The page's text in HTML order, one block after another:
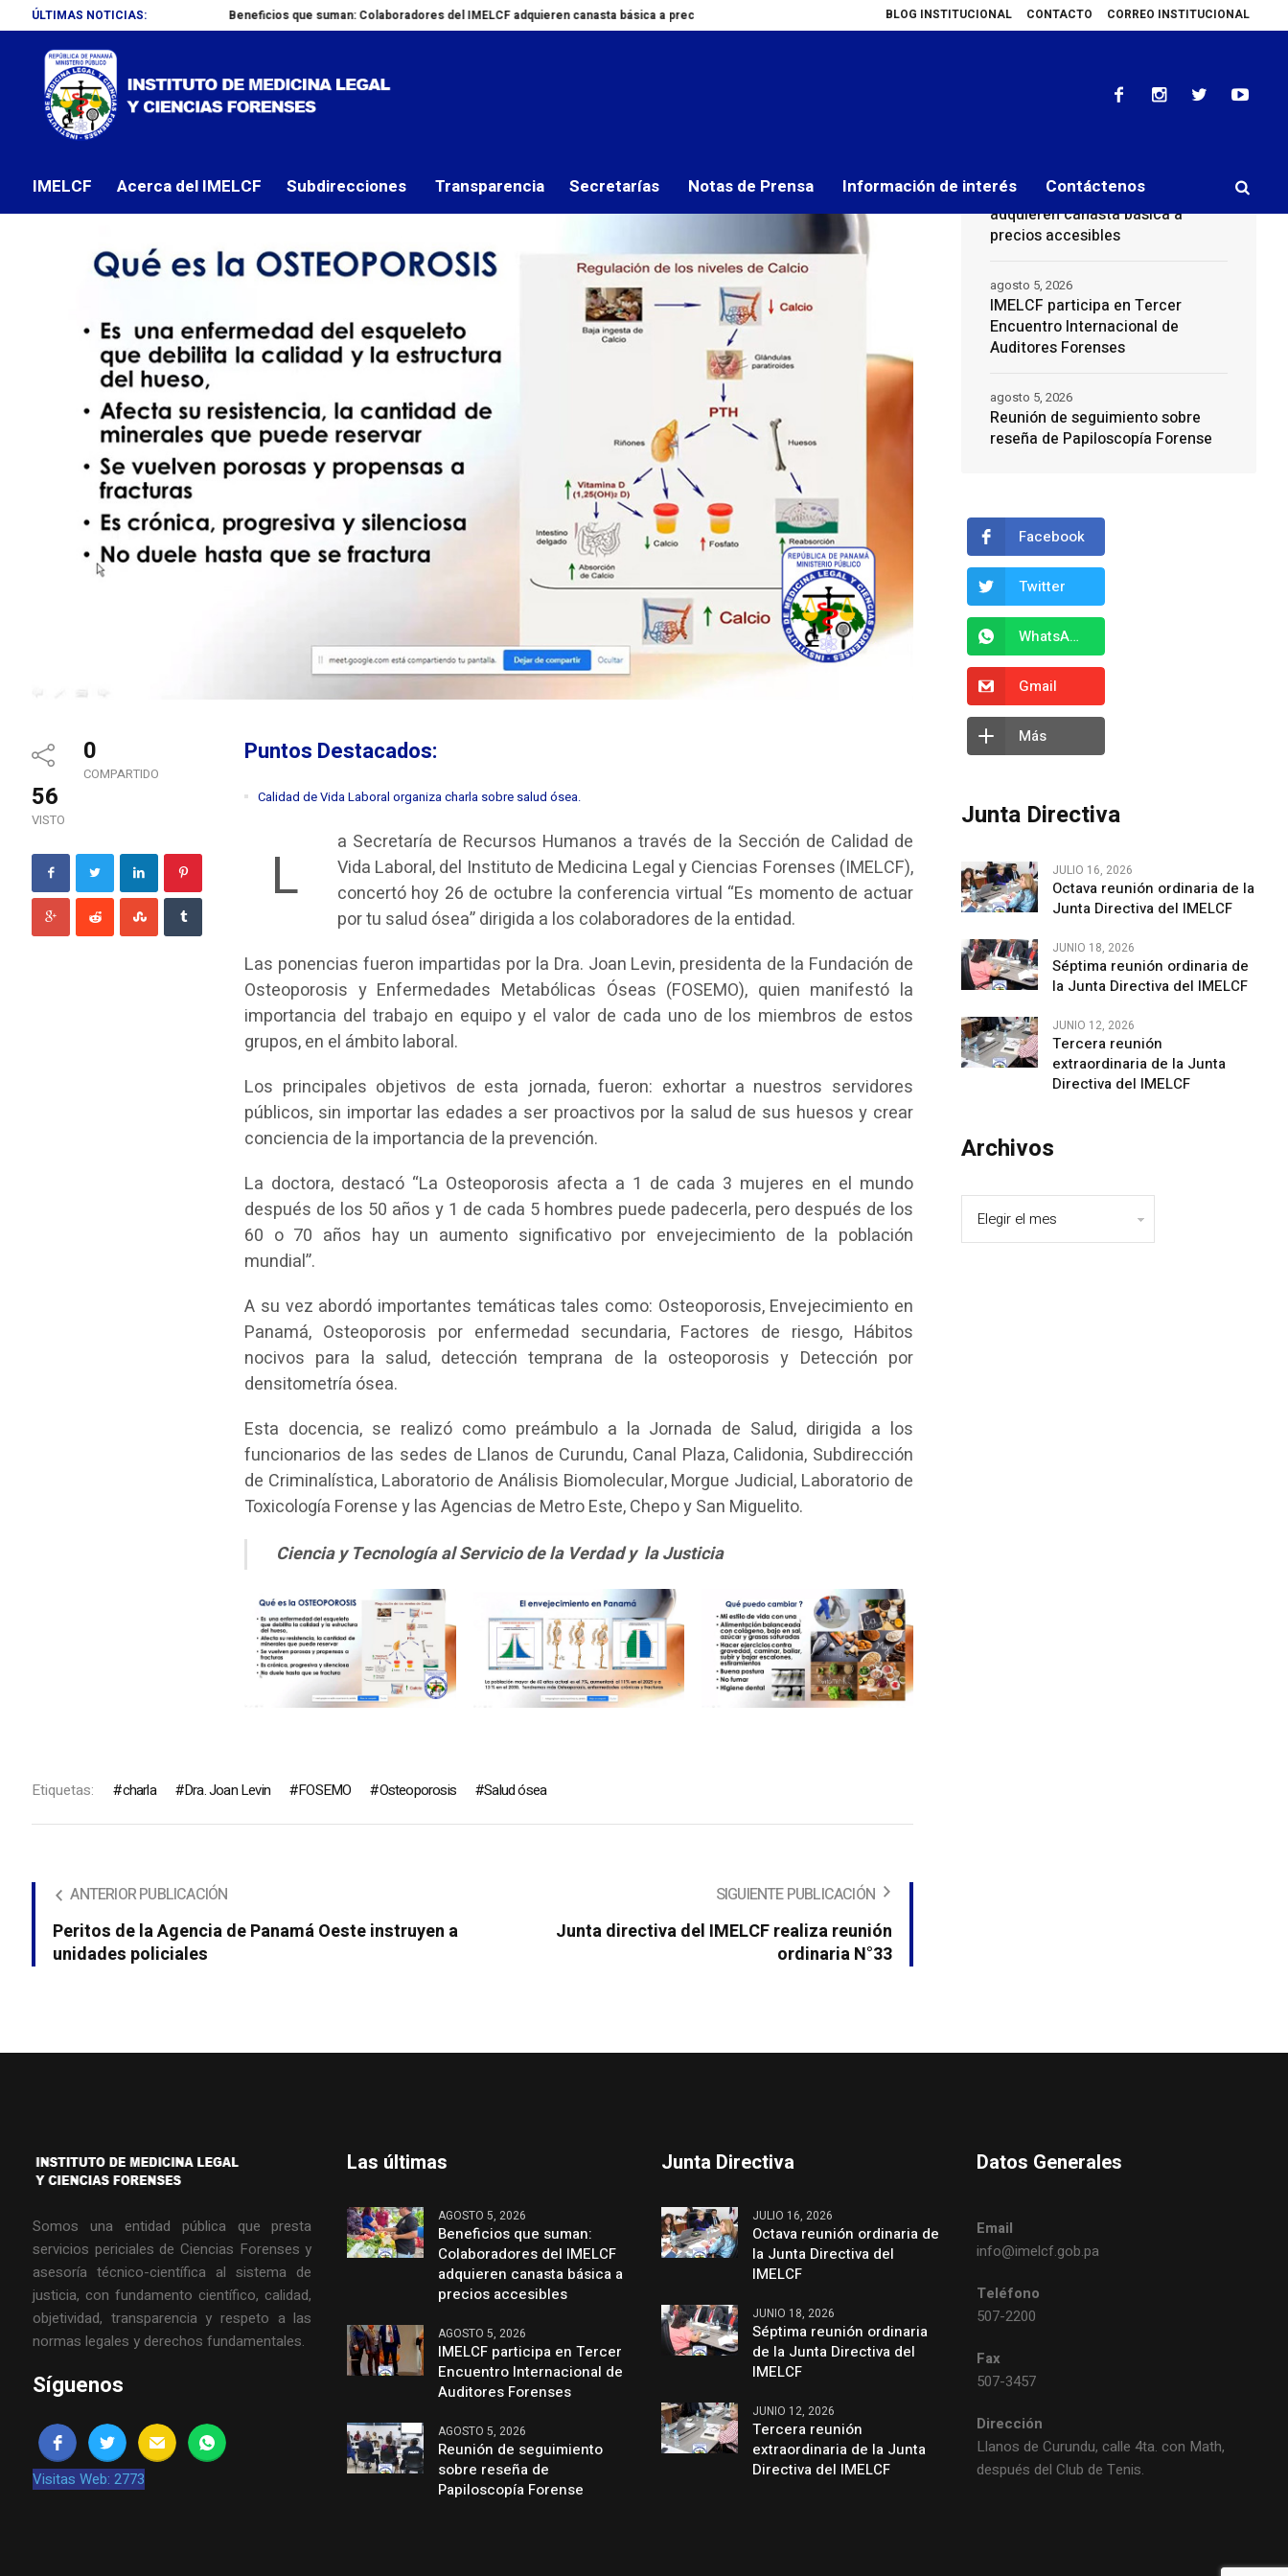
BLOG INSTITUCIONAL CONTACTO CORREO INSTITUCIONAL
ÚLTIMAS NOTICIAS:Beneficios que suman: Colaboradores del IMELCF adquieren canasta básica a precios accesibles IMELCF participa en Tercer Encuentro Internacional de Auditores Forenses Reunión de
IMELCF Acerca del IMELCF Subdirecciones Transparencia Secretarías Notas de Prensa Información de interés Contáctenos
NOTAS DE PRENSA
IMELCF y FOSEMO brindan charla sobre salud ósea
56
0
COMPARTIDO
56
VISTO
Puntos Destacados:
Calidad de Vida Laboral organiza charla sobre salud ósea.
L
a Secretaría de Recursos Humanos a través de la Sección de Calidad de
Vida Laboral, del Instituto de Medicina Legal y Ciencias Forenses (IMELCF),
concertó hoy 26 de octubre la conferencia virtual “Es momento de actuar
por tu salud ósea” dirigida a los colaboradores de la entidad.
Las ponencias fueron impartidas por la Dra. Joan Levin, presidenta de la Fundación de
Osteoporosis y Enfermedades Metabólicas Óseas (FOSEMO), quien manifestó la
importancia del trabajo en equipo y el valor de cada uno de los miembros de estos
grupos, en el ámbito laboral.
Los principales objetivos de esta jornada, fueron: exhortar a nuestros servidores
públicos, sin importar las edades a ser proactivos por la salud de sus huesos y crear
conciencia de la importancia de la prevención.
La doctora, destacó “La Osteoporosis afecta a 1 de cada 3 mujeres en el mundo
después de los 50 años y 1 de cada 5 hombres puede padecerla, pero después de los
60 o 70 años hay un aumento significativo por envejecimiento de la población
mundial”.
A su vez abordó importantes temáticas tales como: Osteoporosis, Envejecimiento en
Panamá, Osteoporosis por enfermedad secundaria, Factores de riesgo, Hábitos
nocivos para la salud, detección temprana de la osteoporosis y Detección por
densitometría ósea.
Esta docencia, se realizó como preámbulo a la Jornada de Salud, dirigida a los
funcionarios de las sedes de Llanos de Curundu, Canal Plaza, Calidonia, Subdirección
de Criminalística, Laboratorio de Análisis Biomolecular, Morgue Judicial, Laboratorio de
Toxicología Forense y las Agencias de Metro Este, Chepo y San Miguelito.
Ciencia y Tecnología al Servicio de la Verdad y la Justicia
Etiquetas: charla Dra. Joan Levin FOSEMO Osteoporosis Salud ósea
ANTERIOR PUBLICACIÓN
Peritos de la Agencia de Panamá Oeste instruyen a
unidades policiales
SIGUIENTE PUBLICACIÓN
Junta directiva del IMELCF realiza reunión
ordinaria N°33
Colaboradores del IMELCF
adquieren canasta básica a
precios accesibles
IMELCF participa en Tercer
Encuentro Internacional de
Auditores Forenses
agosto 5, 2026
Reunión de seguimiento sobre
reseña de Papiloscopía Forense
agosto 5, 2026
Facebook
Twitter
WhatsApp
Gmail
Más
Junta Directiva
JULIO 16, 2026
Octava reunión ordinaria de la
Junta Directiva del IMELCF
JUNIO 18, 2026
Séptima reunión ordinaria de
la Junta Directiva del IMELCF
JUNIO 12, 2026
Tercera reunión
extraordinaria de la Junta
Directiva del IMELCF
Archivos
Somos una entidad pública que presta
servicios periciales de Ciencias Forenses y
asesoría técnico-científica al sistema de
justicia, con fundamento científico, calidad,
objetividad, transparencia y respeto a las
normas legales y derechos fundamentales.
Síguenos
Visitas Web: 2773
Las últimas
AGOSTO 5, 2026
Beneficios que suman:
Colaboradores del IMELCF
adquieren canasta básica a
precios accesibles
AGOSTO 5, 2026
IMELCF participa en Tercer
Encuentro Internacional de
Auditores Forenses
AGOSTO 5, 2026
Reunión de seguimiento
sobre reseña de
Papiloscopía Forense
Junta Directiva
JULIO 16, 2026
Octava reunión ordinaria de
la Junta Directiva del
IMELCF
JUNIO 18, 2026
Séptima reunión ordinaria
de la Junta Directiva del
IMELCF
JUNIO 12, 2026
Tercera reunión
extraordinaria de la Junta
Directiva del IMELCF
Datos Generales
Email
info@imelcf.gob.pa
Teléfono
507-2200
Fax
507-3457
Dirección
Llanos de Curundu, calle 4ta. con Math,
después del Club de Tenis.